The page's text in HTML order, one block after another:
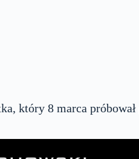
który 8 marca